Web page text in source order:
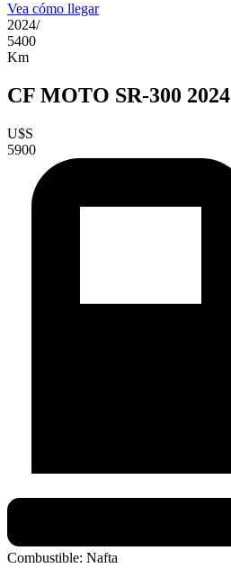
Vea cómo llegar
2024/
5400
Km
CF MOTO SR-300 2024
U$S
5900
Combustible: Nafta